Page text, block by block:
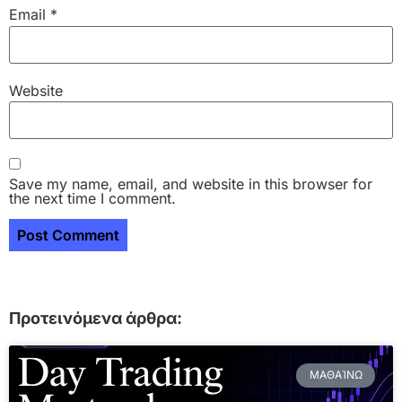
Email *
Website
Save my name, email, and website in this browser for
the next time I comment.
Προτεινόμενα άρθρα:
ΜΑΘΑΊΝΩ